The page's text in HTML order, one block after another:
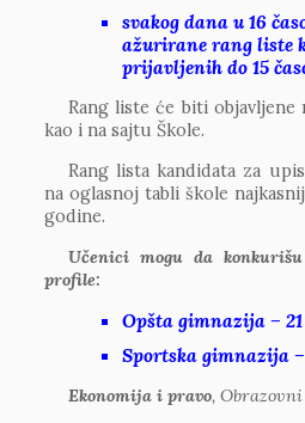
svakog dana u 16
ažurirane rang liste
prijavljenih do 15
Rang liste će biti objavljene
kao i na sajtu Škole.
Rang lista kandidata za
na oglasnoj tabli škole
godine.
Učenici mogu da konkurišu
profile:
Opšta gimnazija –
Sportska gimnazija
Ekonomija i pravo,